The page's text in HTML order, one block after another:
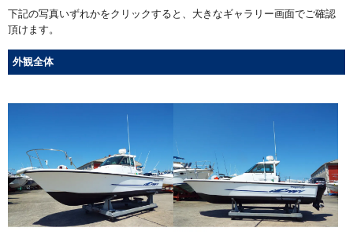
下記の写真いずれかをクリックすると、大きなギャラリー画面でご確認
頂けます。
外観全体